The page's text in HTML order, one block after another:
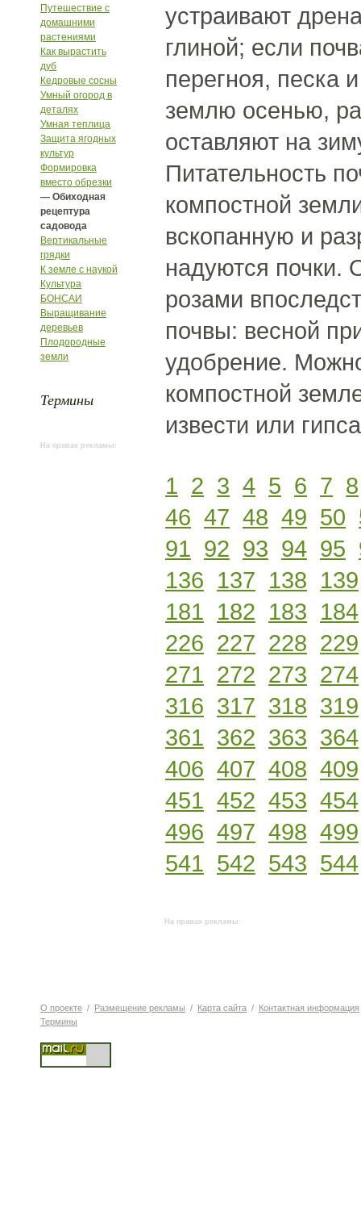
Путешествие с
домашними
растениями
Как вырастить
дуб
Кедровые сосны
Умный огород в
деталях
Умная теплица
Защита ягодных
культур
Формировка
вместо обрезки
— Обиходная
рецептура
садовода
Вертикальные
грядки
К земле с наукой
Культура
БОНСАИ
Выращивание
деревьев
Плодородные
земли
Термины
На правах рекламы:
устраивают
глиной; если
перегноя, песка
землю осенью,
оставляют на
Питательность
компостной
вскопанную и
надуются почки.
розами
почвы: весной
удобрение.
компостной
извести или
1 2 3 4 5 6 7 8
46 47 48 49 50
91 92 93 94 95
136 137 138 139
181 182 183 184
226 227 228 229
271 272 273 274
316 317 318 319
361 362 363 364
406 407 408 409
451 452 453 454
496 497 498 499
541 542 543 544
На правах рекламы:
О проекте / Размещение рекламы / Карта сайта / Контактная информация
Термины